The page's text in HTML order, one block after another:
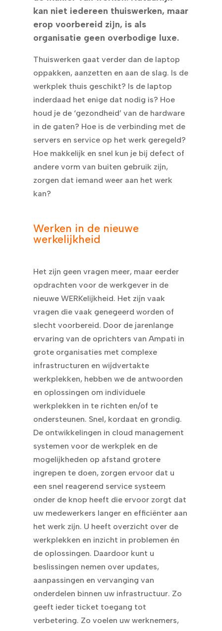
kan niet iedereen thuiswerken, maar
erop voorbereid zijn, is als
organisatie geen overbodige luxe.
Thuiswerken gaat verder dan de laptop
oppakken, aanzetten en aan de slag. Is de
werkplek thuis geschikt? Is de laptop
inderdaad het enige dat nodig is? Hoe
houd je de ‘gezondheid’ van de hardware
in de gaten? Hoe is de verbinding met de
servers en service op het werk geregeld?
Hoe makkelijk en snel kun je bij defect of
andere vorm van buiten gebruik zijn,
zorgen dat iemand weer aan het werk
kan?
Werken in de nieuwe
werkelijkheid
Het zijn geen vragen meer, maar eerder
opdrachten voor de werkgever in de
nieuwe WERKelijkheid. Het zijn vaak
vragen die vaak genegeerd worden of
slecht voorbereid. Door de jarenlange
ervaring van de oprichters van Ampati in
grote organisaties met complexe
infrastructuren en wijdvertakte
werkplekken, hebben we de antwoorden
en oplossingen om individuele
werkplekken in te richten en/of te
ondersteunen. Snel, kordaat en grondig.
De ontwikkelingen in cloud management
systemen voor de werkplek en de
mogelijkheden op afstand grotere
ingrepen te doen, zorgen ervoor dat u
een snel reagerend service systeem
onder de knop heeft die ervoor zorgt dat
uw medewerkers langer en efficiënter aan
het werk zijn. U heeft overzicht over de
werkplekken en inzicht in problemen én
de oplossingen. Daardoor kunt u
beslissingen nemen over updates,
aanpassingen en vervanging van
onderdelen binnen uw infrastructuur. Zo
geeft ieder ticket toegang tot
verbetering. Zo voelen uw werknemers,